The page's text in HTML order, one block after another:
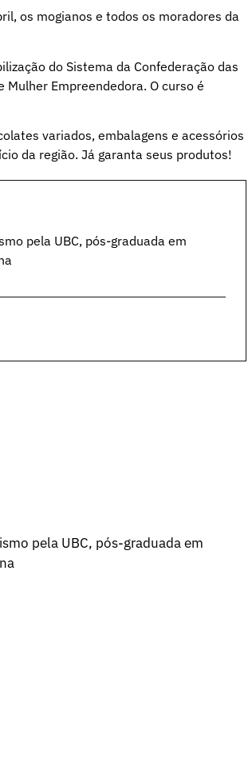
os mogianos e todos os moradores da
do Sistema da Confederação das
Mulher Empreendedora. O curso é
variados, embalagens e acessórios
da região. Já garanta seus produtos!
pela UBC, pós-graduada em
pela UBC, pós-graduada em